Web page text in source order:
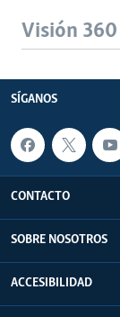
Visión 360
SÍGANOS
CONTACTO
SOBRE NOSOTROS
ACCESIBILIDAD